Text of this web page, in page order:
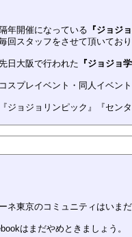
年開催になっている 『ジョジ
回スタッフをさせて頂いてお
日大阪で行われた 『ジョジョ
スプレイベント・同人イベン
ジョジョリンピック』『セン
ネ東京のコミュニティはいま
はまだやめときましょう。